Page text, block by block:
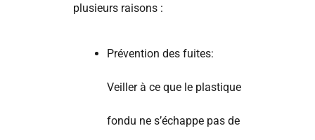
plusieurs raisons :
Prévention des fuites:
Veiller à ce que le plastique
fondu ne s’échappe pas de